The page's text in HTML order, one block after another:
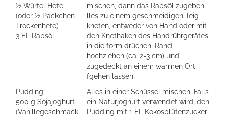
½ Würfel Hefe
(oder ½ Päckchen
Trockenhefe)
3 EL Rapsöl
mischen, dann das Rapsöl zugeben.
lles zu einem geschmeidigen Teig
kneten, entweder von Hand oder mit
den Knethaken des Handrührgerätes,
in die form drüchen, Rand
hochziehen (ca. 2-3 cm) und
zugedeckt an einem warmen Ort
fgehen lassen.
Pudding:
500 g Sojajoghurt
(Vanillegeschmack
Alles in einer Schüssel mischen. Falls
ein Naturjoghurt verwendet wird, den
Pudding mit 1 EL Kokosblütenzucker